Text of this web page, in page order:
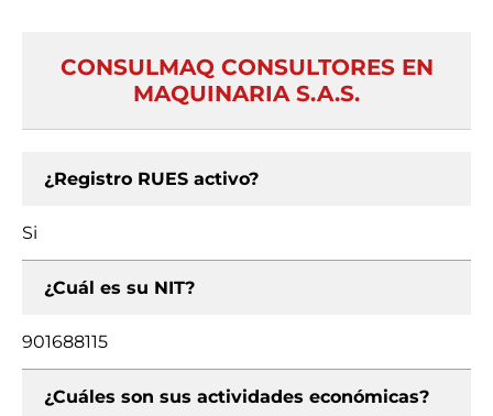
CONSULMAQ CONSULTORES EN
MAQUINARIA S.A.S.
¿Registro RUES activo?
Si
¿Cuál es su NIT?
901688115
¿Cuáles son sus actividades económicas?